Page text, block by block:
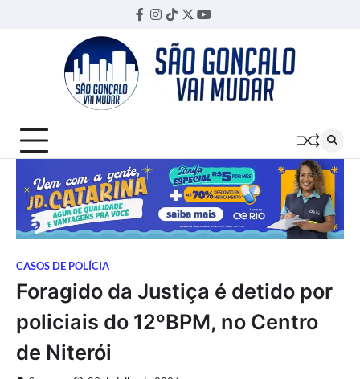
Facebook
Instagram
TikTok
TwitterYouTube
CASOS DE POLÍCIA
Foragido da Justiça é detido por
policiais do 12ºBPM, no Centro
de Niterói